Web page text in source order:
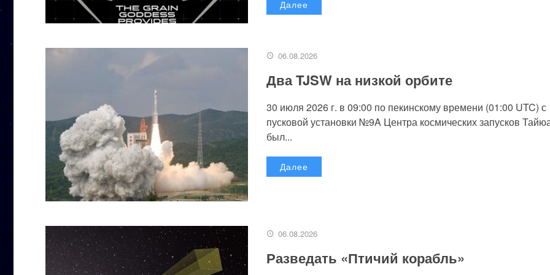
Далее
06.08.2026
Два TJSW на низкой орбите
30 июля 2026 г. в 09:00 по пекинскому времени (01:00 UTC) с
пусковой установки №9A Центра космических запусков
был...
Далее
06.08.2026
Разведать «Птичий корабль»